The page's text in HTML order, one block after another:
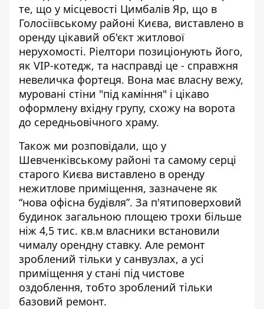
те, що у місцевості Цимбалів Яр, що в
Голосіївському районі Києва, виставлено в
оренду цікавий об'єкт житлової
нерухомості. Ріелтори позиціонують його,
як VIP-котедж, та насправді це - справжня
невеличка фортеця. Вона має власну вежу,
муровані стіни "під каміння" і цікаво
оформлену вхідну групу, схожу на ворота
до середньовічного храму.
Також ми розповідали, що у
Шевченківському районі та самому серці
старого Києва виставлено в оренду
нежитлове приміщення, зазначене як
“нова офісна будівля”. За п'ятиповерховий
будинок загальною площею трохи більше
ніж 4,5 тис. кв.м власники встановили
чималу орендну ставку. Але ремонт
зроблений тільки у санвузлах, а усі
приміщення у стані під чистове
оздоблення, тобто зроблений тільки
базовий ремонт.